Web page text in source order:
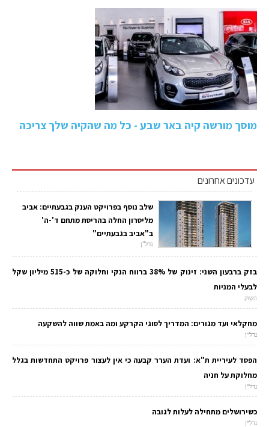
מוסך מורשה קיה באר שבע - כל מה שהקיה שלך צריכה
עדכונים אחרונים
שלב נוסף בפרויקט הענק בגבעתיים: אביב
מליסרון החלה בהריסת מתחם ד'-ה'
ב"אביב בגבעתיים"
נדל"ן
בזק ברבעון השני: זינוק של 38% ברווח הנקי וחלוקה של כ-515 מיליון שקל
לבעלי המניות
השוק
מחקלאי ועד מגורים: המדריך לסוגי הקרקע ומה באמת שווה להשקעה
נדל"ן
הפסד לעיריית ת"א: ועדת הערר קבעה כי אין לעצור פרויקט התחדשות בגלל
מחלוקת על חניה
נדל"ן
כשירושלים מתחילה לעלות לגובה
נדל"ן